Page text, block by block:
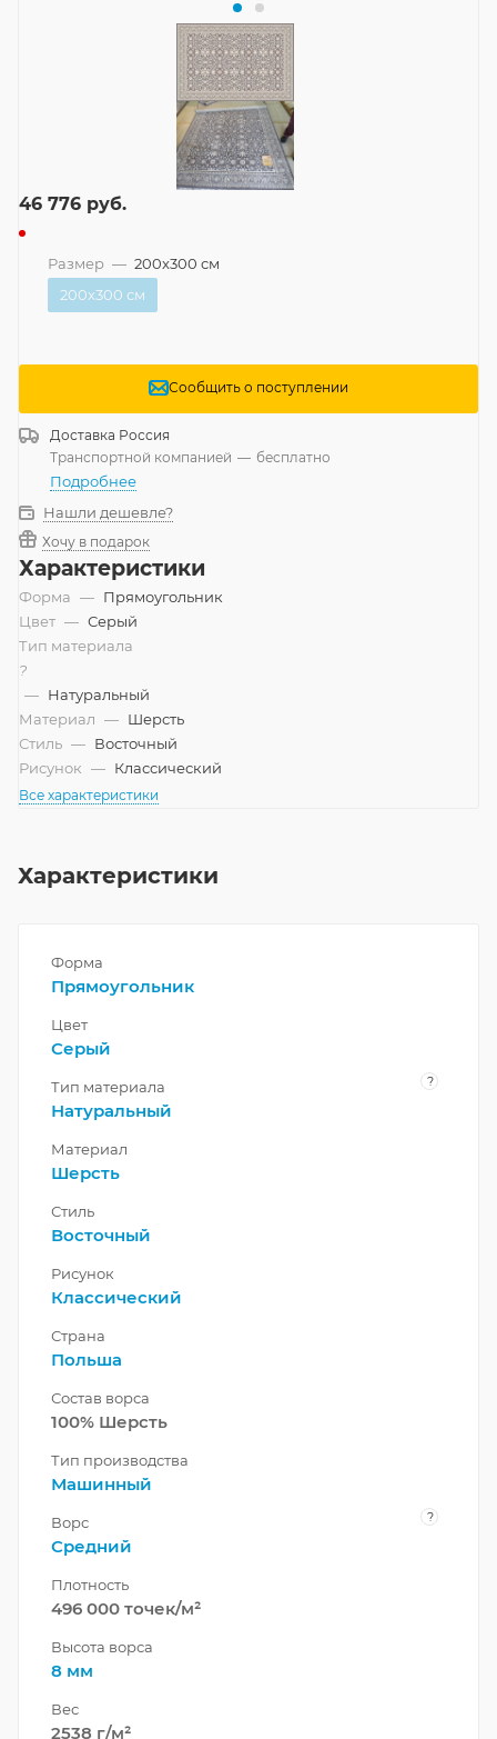
46 776 руб.
Размер — 200x300 см
200x300 см
Сообщить о поступлении
Доставка Россия
Транспортной компанией — бесплатно
Подробнее
Нашли дешевле?
Хочу в подарок
Характеристики
Форма — Прямоугольник
Цвет — Серый
Тип материала
?
— Натуральный
Материал — Шерсть
Стиль — Восточный
Рисунок — Классический
Все характеристики
Характеристики
Форма
Прямоугольник
Цвет
Серый
Тип материала ?
Натуральный
Материал
Шерсть
Стиль
Восточный
Рисунок
Классический
Страна
Польша
Состав ворса
100% Шерсть
Тип производства
Машинный
Ворс ?
Средний
Плотность
496 000 точек/м²
Высота ворса
8 мм
Вес
2538 г/м²